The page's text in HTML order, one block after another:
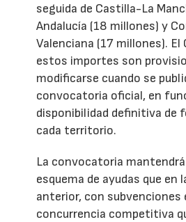
seguida de Castilla-La
Andalucía (18 millones) y
Valenciana (17 millones). El
estos importes son
modificarse cuando se
convocatoria oficial, en
disponibilidad definitiva de
cada territorio.
La convocatoria
esquema de ayudas que en
anterior, con subvenciones
concurrencia competitiva